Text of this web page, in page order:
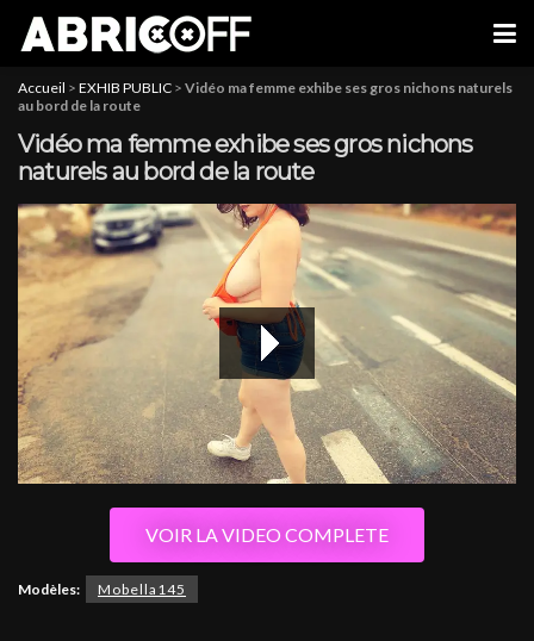
Accueil > EXHIB PUBLIC > Vidéo ma femme exhibe ses gros nichons naturels
au bord de la route
Vidéo ma femme exhibe ses gros nichons
naturels au bord de la route
VOIR LA VIDEO COMPLETE
Modèles: Mobella145